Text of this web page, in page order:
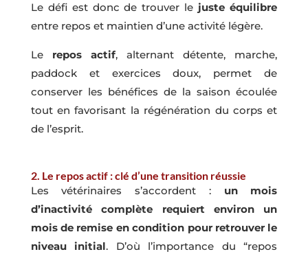
Le défi est donc de trouver le juste équilibre
entre repos et maintien d’une activité légère.
Le repos actif, alternant détente, marche,
paddock et exercices doux, permet de
conserver les bénéfices de la saison écoulée
tout en favorisant la régénération du corps et
de l’esprit.
2. Le repos actif : clé d’une transition réussie
Les vétérinaires s’accordent : un mois
d’inactivité complète
requiert environ un
mois de remise en condition pour retrouver le
niveau initial. D’où l’importance du “repos